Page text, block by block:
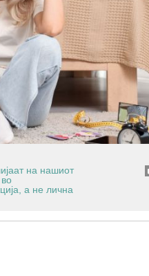
на нашиот
а не лична